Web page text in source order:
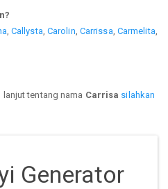
Callysta Carolin Carrissa Carmelita
tentang nama Carrisa silahkan
Generator